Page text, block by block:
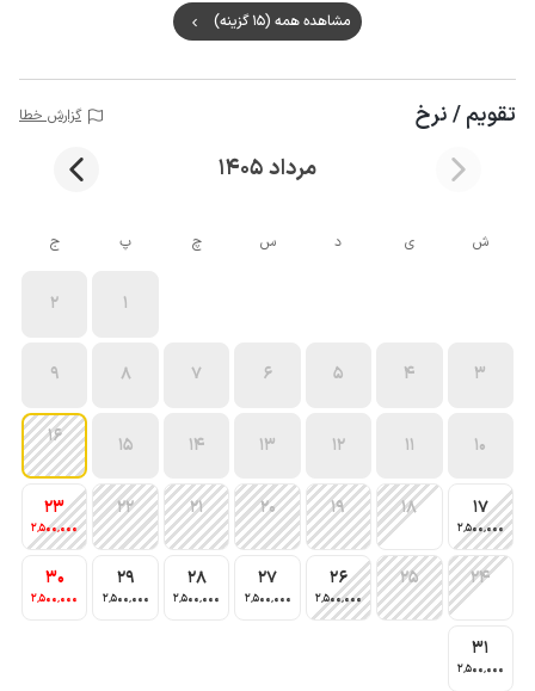
مشاهده همه (15 گزینه)
تقویم / نرخ گزارش خطا
مرداد 1405
ش ی د س چ پ ج
1
2
3
4
5
6
7
8
9
10
11
12
13
14
15
16
17
2٬500٬000
18
19
20
21
22
23
2٬500٬000
24
25
26
2٬500٬000
27
2٬500٬000
28
2٬500٬000
29
2٬500٬000
30
2٬500٬000
31
2٬500٬000